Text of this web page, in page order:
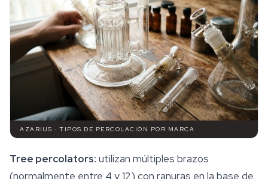
AZARIUS · TIPOS DE PERCOLACIÓN POR MARCA
Tree percolators: utilizan múltiples brazos
(normalmente entre 4 y 12) con ranuras en la base de